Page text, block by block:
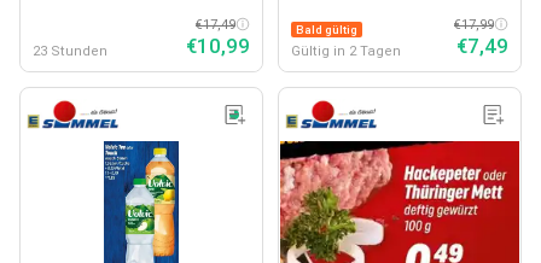
23 Stunden
€17,49
€10,99
Bald gültig
Gültig in 2 Tagen
€17,99
€7,49